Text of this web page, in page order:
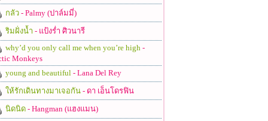
กลัว- Palmy (ปาล์มมี่)
ริมฝั่งน้ำ - แป้งร่ำ ศิวนารี
why’d you only call me when you’re high -
Monkeys
young and beautiful - Lana Del Rey
ให้รักเดินทางมาเจอกัน- ดา เอ็นโดรฟิน
นิดนิด- Hangman (แฮงแมน)